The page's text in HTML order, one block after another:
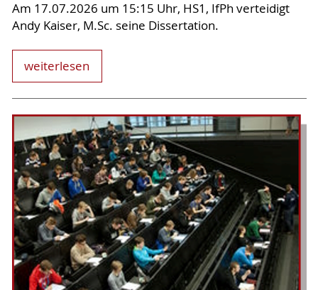
Am 17.07.2026 um 15:15 Uhr, HS1, IfPh verteidigt
Andy Kaiser, M.Sc. seine Dissertation.
weiterlesen